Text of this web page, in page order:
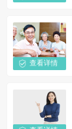
查看详情